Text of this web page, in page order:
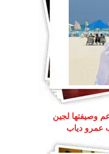
وصيفتها لجين
عمرو دياب